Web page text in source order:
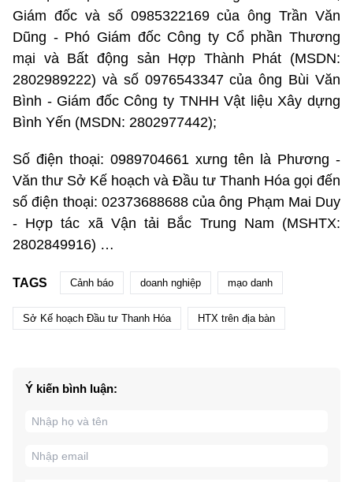
Giám đốc và số 0985322169 của ông Trần Văn
Dũng - Phó Giám đốc Công ty Cổ phần Thương
mại và Bất động sản Hợp Thành Phát (MSDN:
2802989222) và số 0976543347 của ông Bùi Văn
Bình - Giám đốc Công ty TNHH Vật liệu Xây dựng
Bình Yến (MSDN: 2802977442);
Số điện thoại: 0989704661 xưng tên là Phương -
Văn thư Sở Kế hoạch và Đầu tư Thanh Hóa gọi đến
số điện thoại: 02373688688 của ông Phạm Mai Duy
- Hợp tác xã Vận tải Bắc Trung Nam (MSHTX:
2802849916) …
TAGS Cảnh báo doanh nghiệp mạo danh
Sở Kế hoạch Đầu tư Thanh Hóa HTX trên địa bàn
Ý kiến bình luận: